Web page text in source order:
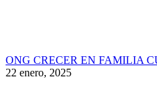
ONG CRECER EN FAMILIA
22 enero, 2025